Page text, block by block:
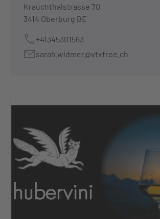
Krauchthalstrasse 70
3414 Oberburg BE
+41345301563
sarah.widmer@vtxfree.ch